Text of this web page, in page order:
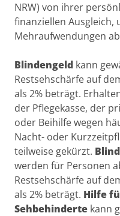
NRW) von ihrer
finanziellen
Mehraufwendungen
Blindengeld kann
Restsehschärfe auf
als 2% beträgt.
der Pflegekasse, der
oder Beihilfe wegen
Nacht- oder
teilweise gekürzt.
werden für Personen
Restsehschärfe auf
als 2% beträgt. Hilfe
Sehbehinderte kann